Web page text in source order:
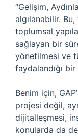
“Gelişim,
algılanabilir.
toplumsal
sağlayan bir
yönetilmesi ve
faydalandığı
Benim için,
projesi değil,
dijitalleşmesi,
konularda da